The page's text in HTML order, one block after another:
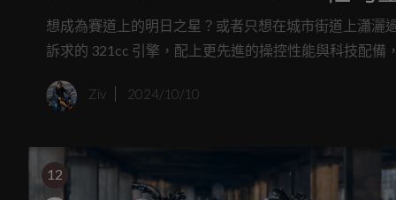
想成為賽道上的明日之星？或者只想在城市街道上瀟灑
訴求的 321cc 引擎，配上更先進的操控性能與科技配
Ziv 2024/10/10
12